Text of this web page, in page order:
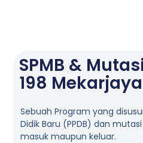
SPMB &
198 Mekarjaya
Sebuah Program yang
Didik Baru (PPDB) dan
masuk maupun keluar.